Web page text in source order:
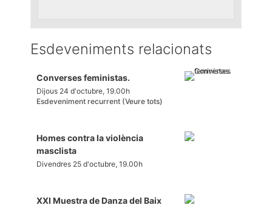
Esdeveniments relacionats
Converses feministas.
Dijous 24 d'octubre, 19.00h
Esdeveniment recurrent (Veure tots)
Homes contra la violència
masclista
Divendres 25 d'octubre, 19.00h
XXI Muestra de Danza del Baix